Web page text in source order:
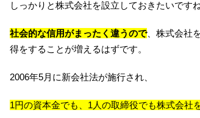
しっかりと株式会社を設立しておきたいですね
社会的な信用がまったく違うので、株式会社
得をすることが増えるはずです。
2006年5月に新会社法が施行され、
1円の資本金でも、1人の取締役でも株式会社